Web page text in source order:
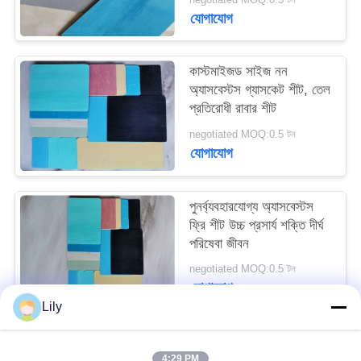
PRIVACY
POLICY
যোগাযোগ
কাস্টমাইজড সাইজ নন
অ্যাসবেস্টস গ্যাসকেট শীট, তেল
প্রতিরোধী রাবার শীট
negotiated MOQ:0.5 টন
যোগাযোগ
পুনর্ব্যবহারযোগ্য অ্যাসবেস্টস
ফ্রি শীট উচ্চ প্রসার্য শক্তি দীর্ঘ
পরিষেবা জীবন
negotiated MOQ:0.5 টন
যোগাযোগ
Lily
4:29 PM